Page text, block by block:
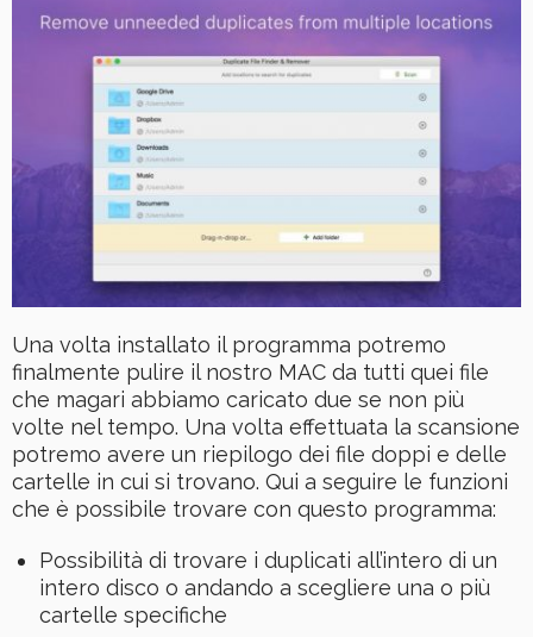
Una volta installato il programma potremo
finalmente pulire il nostro MAC da tutti quei file
che magari abbiamo caricato due se non più
volte nel tempo. Una volta effettuata la scansione
potremo avere un riepilogo dei file doppi e delle
cartelle in cui si trovano. Qui a seguire le funzioni
che è possibile trovare con questo programma:
Possibilità di trovare i duplicati all’intero di un
intero disco o andando a scegliere una o più
cartelle specifiche